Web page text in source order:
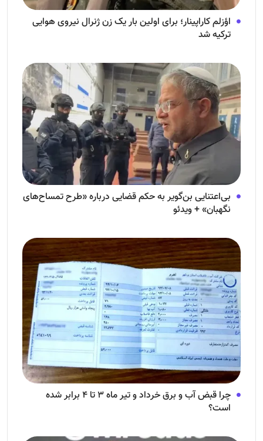
اؤزلم کاراپینار؛ برای اولین بار یک زن ژنرال نیروی هوایی
ترکیه شد
بی‌اعتنایی بن‌گویر به حکم قضایی درباره «طرح تمساح‌های
نگهبان» + ویدئو
چرا قبض آب و برق خرداد و تیر ماه ۳ تا ۴ برابر شده
است؟